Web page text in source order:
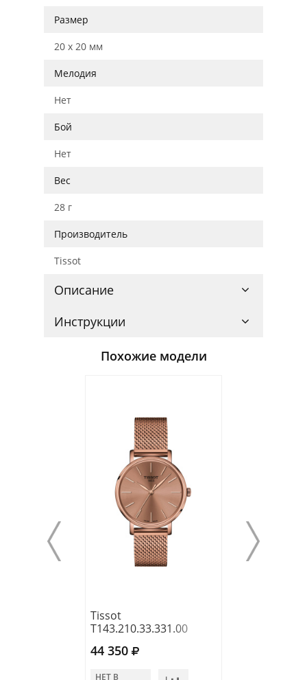
Размер
20 x 20 мм
Мелодия
Нет
Бой
Нет
Вес
28 г
Производитель
Tissot
Описание
Инструкции
Похожие модели
Tissot
T143.210.33.331.00
44 350
НЕТ В